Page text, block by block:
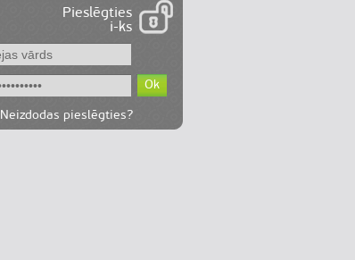
Pieslēgties
i-ks
Ok
Neizdodas pieslēgties?